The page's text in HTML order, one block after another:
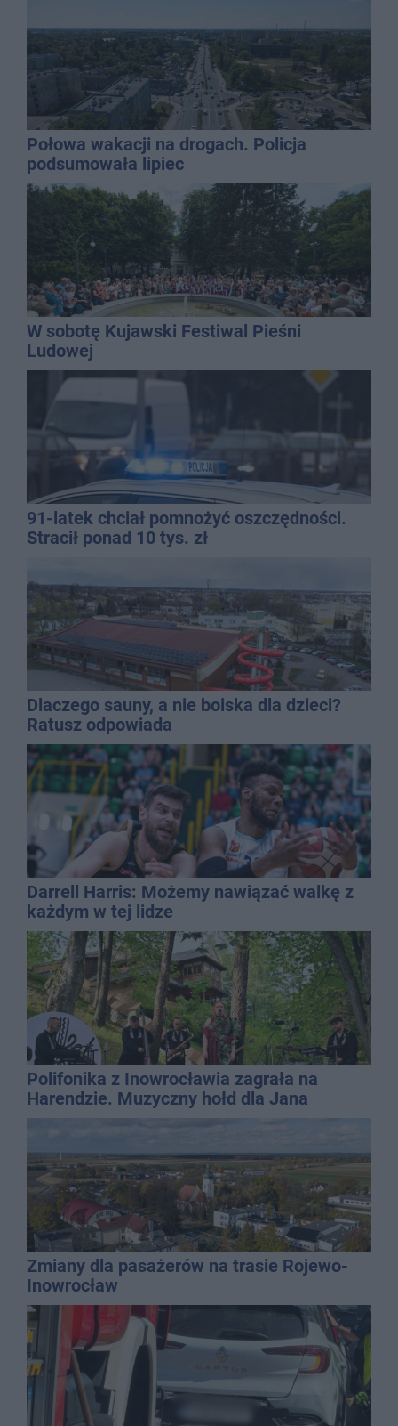
Połowa wakacji na drogach. Policja
podsumowała lipiec
W sobotę Kujawski Festiwal Pieśni
Ludowej
91-latek chciał pomnożyć oszczędności.
Stracił ponad 10 tys. zł
Dlaczego sauny, a nie boiska dla dzieci?
Ratusz odpowiada
Darrell Harris: Możemy nawiązać walkę z
każdym w tej lidze
Polifonika z Inowrocławia zagrała na
Harendzie. Muzyczny hołd dla Jana
Kasprowicza
Zmiany dla pasażerów na trasie Rojewo-
Inowrocław